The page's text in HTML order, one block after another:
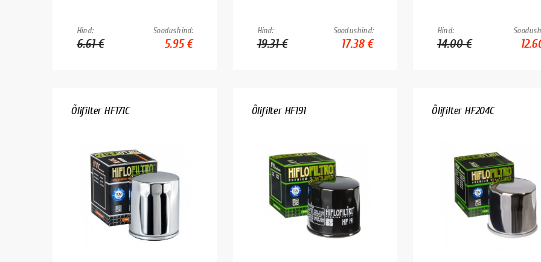
Hind:
6.61 €
Soodushind:
5.95 €
Hind:
19.31 €
Soodushind:
17.38 €
Hind:
14.00 €
Õlifilter HF171C Õlifilter HF191 Õlifilter HF204C